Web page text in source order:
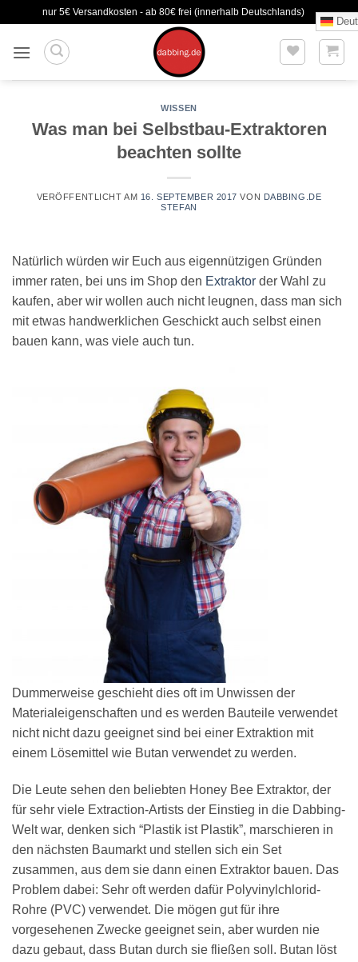
springen
nur 5€ Versandkosten - ab 80€ frei (innerhalb Deutschlands)
WISSEN
Was man bei Selbstbau-Extraktoren
beachten sollte
VERÖFFENTLICHT AM 16. SEPTEMBER 2017 VON DABBING.DE
STEFAN
Natürlich würden wir Euch aus eigennützigen Gründen
immer raten, bei uns im Shop den Extraktor der Wahl zu
kaufen, aber wir wollen auch nicht leugnen, dass man sich
mit etwas handwerklichen Geschickt auch selbst einen
bauen kann, was viele auch tun.
Dummerweise geschieht dies oft im Unwissen der
Materialeigenschaften und es werden Bauteile verwendet
nicht nicht dazu geeignet sind bei einer Extraktion mit
einem Lösemittel wie Butan verwendet zu werden.
Die Leute sehen den beliebten Honey Bee Extraktor, der
für sehr viele Extraction-Artists der Einstieg in die Dabbing-
Welt war, denken sich “Plastik ist Plastik”, marschieren in
den nächsten Baumarkt und stellen sich ein Set
zusammen, aus dem sie dann einen Extraktor bauen. Das
Problem dabei: Sehr oft werden dafür Polyvinylchlorid-
Rohre (PVC) verwendet. Die mögen gut für ihre
vorgesehenen Zwecke geeignet sein, aber wurden nie
dazu gebaut, dass Butan durch sie fließen soll. Butan löst